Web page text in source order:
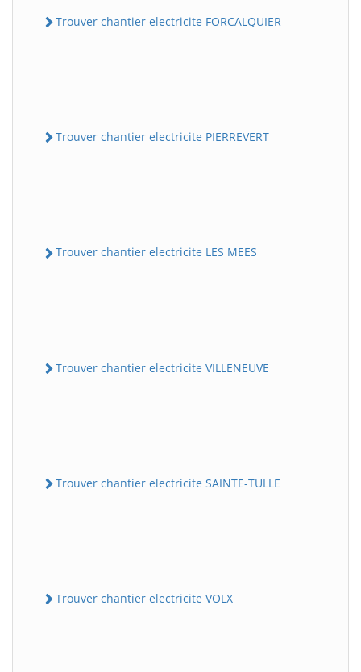
Trouver chantier electricite FORCALQUIER
Trouver chantier electricite PIERREVERT
Trouver chantier electricite LES MEES
Trouver chantier electricite VILLENEUVE
Trouver chantier electricite SAINTE-TULLE
Trouver chantier electricite VOLX